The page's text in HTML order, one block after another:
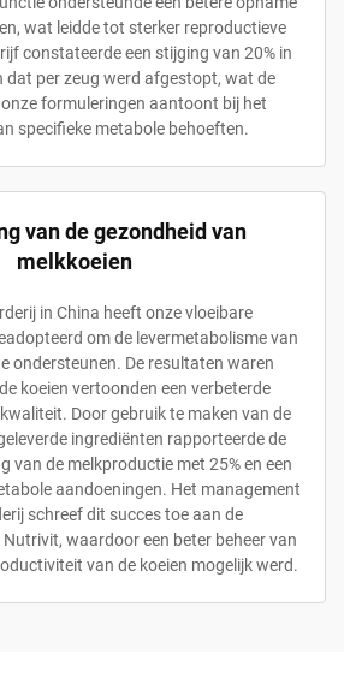
wat leidde tot sterker reproductieve
constateerde een stijging van 20% in
dat per zeug werd afgestopt, wat de
formuleringen aantoont bij het
specifieke metabole behoeften.
van de gezondheid van
melkkoeien
in China heeft onze vloeibare
om de levermetabolisme van
ondersteunen. De resultaten waren
koeien vertoonden een verbeterde
Door gebruik te maken van de
ingrediënten rapporteerde de
van de melkproductie met 25% en een
aandoeningen. Het management
schreef dit succes toe aan de
waardoor een beter beheer van
van de koeien mogelijk werd.